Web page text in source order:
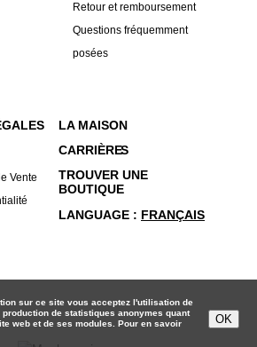
Retour et remboursement
Questions fréquemment
posées
Vente
LA MAISON
CARRIÈRES
TROUVER UNE
BOUTIQUE
LANGUAGE
FRANÇAIS
sur ce site vous acceptez l'utilisation de
de statistiques anonymes quant
web et de ses modules. Pour en savoir
OK